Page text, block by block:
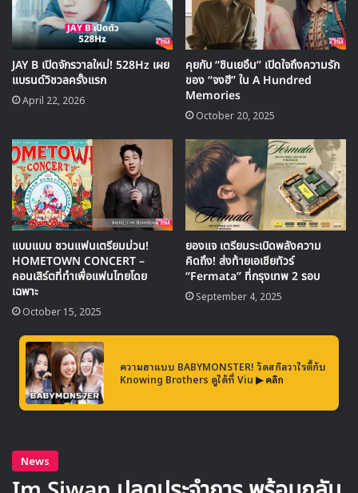
สถิติสูงสุดใหม่ เมื่อเรื่องราวเริ่มมาเกี่ยวข้องกับคดีฆาตกรรมต่อ
เนื่อง และชายปริศนาที่เกี่ยวข้องกับเหตุการณ์ในอดีต จนทำให้
‘อีอัน’ (รับบทโดย จินยอง)ต้องพยายามใช้ความสามารถด้านจิต
สัมผัสของเค้าในระดับที่สูงขึ้นเพื่อช่วยคลี่คลายคดี ไปพร้อมๆกับ
ตำรวจ และได้มาเกี่ยวข้องกันในการทำคดีลึกลับนี้
JAY B เปิดจักรวาลใหม่! 528Hz เผย
แบรนด์วิชวลครั้งแรก
April 22, 2026
คุยกับ “ชินเยอึน” เปิดใจถึงความรัก
ของ “จงฮี” ใน A Hundred
Memories
October 20, 2025
แบมแบม ชวนแฟนเตรียมม่วน!
HOMETOWN CONCERT –
คอนเสิร์ตที่ทำเพื่อแฟนไทยโดย
เฉพาะ
October 15, 2025
ยองแจ เตรียมระเบิดพลังความ
คิดถึง! ส่งท้ายเอเชียทัวร์
“Fermata” ที่กรุงเทพ 2 รอบ
September 4, 2025
ความฮาแบบ BABYMONSTER! วัดสกิลวาไรตี้กับ
Knowing Brothers ดูได้ที่ Viu ▶ คลิก